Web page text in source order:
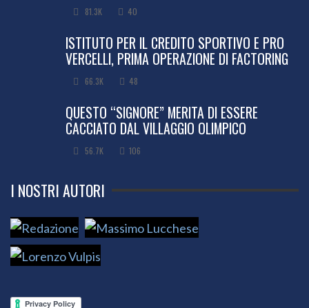
81.3K 40
ISTITUTO PER IL CREDITO SPORTIVO E PRO
VERCELLI, PRIMA OPERAZIONE DI FACTORING
66.3K 48
QUESTO “SIGNORE” MERITA DI ESSERE
CACCIATO DAL VILLAGGIO OLIMPICO
56.7K 106
I NOSTRI AUTORI